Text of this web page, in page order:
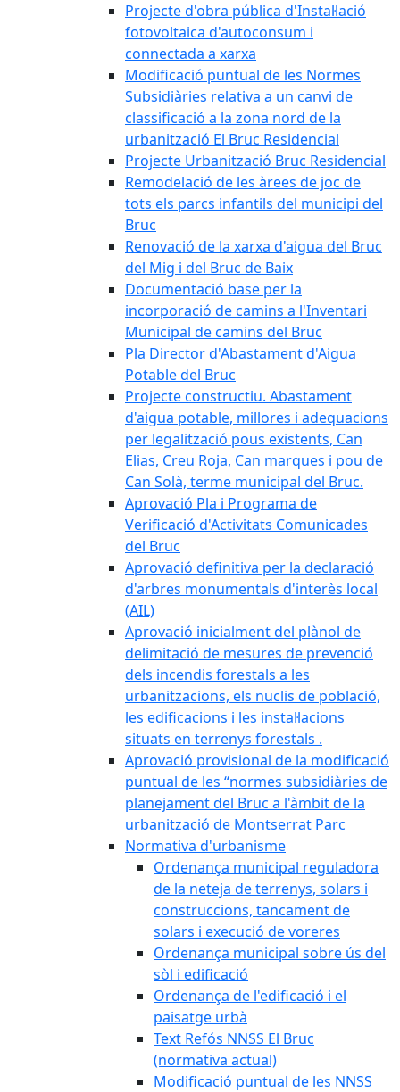
Projecte d'obra pública d'Instal·lació
fotovoltaica d'autoconsum i
connectada a xarxa
Modificació puntual de les Normes
Subsidiàries relativa a un canvi de
classificació a la zona nord de la
urbanització El Bruc Residencial
Projecte Urbanització Bruc Residencial
Remodelació de les àrees de joc de
tots els parcs infantils del municipi del
Bruc
Renovació de la xarxa d'aigua del Bruc
del Mig i del Bruc de Baix
Documentació base per la
incorporació de camins a l'Inventari
Municipal de camins del Bruc
Pla Director d'Abastament d'Aigua
Potable del Bruc
Projecte constructiu. Abastament
d'aigua potable, millores i adequacions
per legalització pous existents, Can
Elias, Creu Roja, Can marques i pou de
Can Solà, terme municipal del Bruc.
Aprovació Pla i Programa de
Verificació d'Activitats Comunicades
del Bruc
Aprovació definitiva per la declaració
d'arbres monumentals d'interès local
(AIL)
Aprovació inicialment del plànol de
delimitació de mesures de prevenció
dels incendis forestals a les
urbanitzacions, els nuclis de població,
les edificacions i les instal·lacions
situats en terrenys forestals .
Aprovació provisional de la modificació
puntual de les “normes subsidiàries de
planejament del Bruc a l'àmbit de la
urbanització de Montserrat Parc
Normativa d'urbanisme
Ordenança municipal reguladora
de la neteja de terrenys, solars i
construccions, tancament de
solars i execució de voreres
Ordenança municipal sobre ús del
sòl i edificació
Ordenança de l'edificació i el
paisatge urbà
Text Refós NNSS El Bruc
(normativa actual)
Modificació puntual de les NNSS